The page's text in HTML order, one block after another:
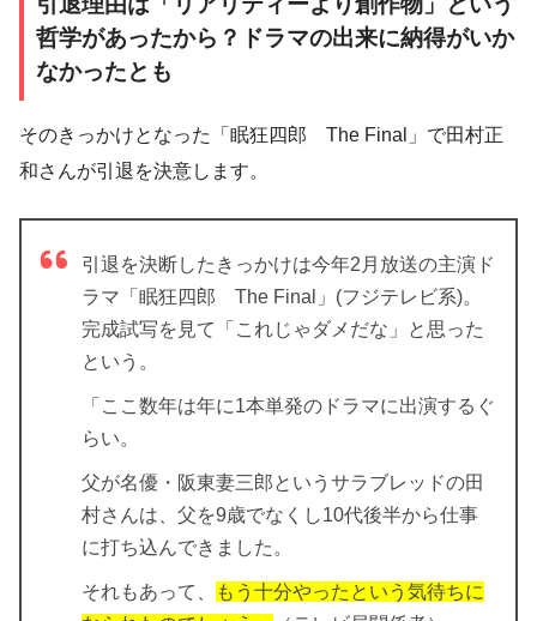
哲学があったから？ドラマの出来に納得がいか
なかったとも
そのきっかけとなった「眠狂四郎 The Final」で田村正
和さんが引退を決意します。
引退を決断したきっかけは今年2月放送の主演ド
ラマ「眠狂四郎 The Final」(フジテレビ系)。
完成試写を見て「これじゃダメだな」と思った
という。
「ここ数年は年に1本単発のドラマに出演するぐ
らい。
父が名優・阪東妻三郎というサラブレッドの田
村さんは、父を9歳でなくし10代後半から仕事
に打ち込んできました。
それもあって、
もう十分やったという気待ちに